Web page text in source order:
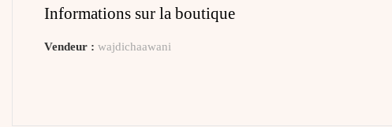
Informations sur la boutique
Vendeur : wajdichaawani